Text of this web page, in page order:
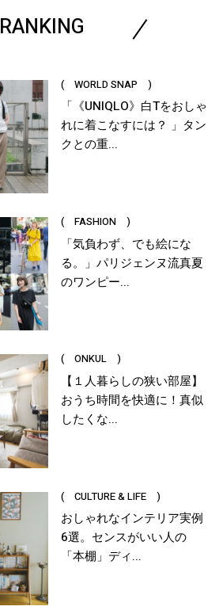
RANKING
( WORLD SNAP )
「《UNIQLO》白Tをおしゃ
れに着こなすには？ 」タン
クとの重...
( FASHION )
「気負わず、でも絵にな
る。」パリジェンヌ流真夏
のワンピー...
( ONKUL )
【１人暮らしの狭い部屋】
おうち時間を快適に！真似
したくな...
( CULTURE & LIFE )
おしゃれなインテリア実例
6選。センスがいい人の
「本棚」ディ...